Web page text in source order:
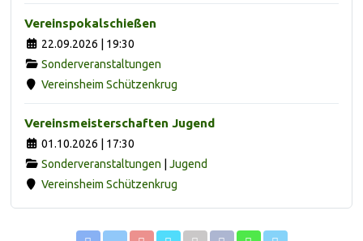
Vereinspokalschießen
22.09.2026 | 19:30
Sonderveranstaltungen
Vereinsheim Schützenkrug
Vereinsmeisterschaften Jugend
01.10.2026 | 17:30
Sonderveranstaltungen
Jugend
Vereinsheim Schützenkrug